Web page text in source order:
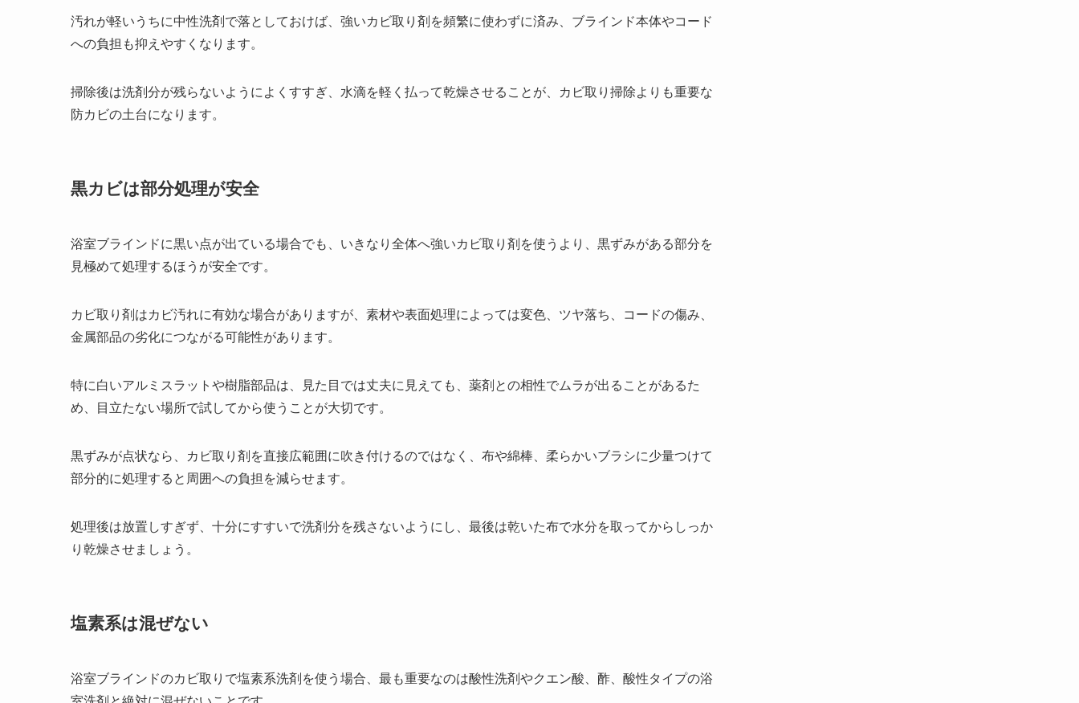
汚れが軽いうちに中性洗剤で落としておけば、強いカビ取り剤を頻繁に使わずに済み、ブラインド本体やコード
への負担も抑えやすくなります。
掃除後は洗剤分が残らないようによくすすぎ、水滴を軽く払って乾燥させることが、カビ取り掃除よりも重要な
防カビの土台になります。
黒カビは部分処理が安全
浴室ブラインドに黒い点が出ている場合でも、いきなり全体へ強いカビ取り剤を使うより、黒ずみがある部分を
見極めて処理するほうが安全です。
カビ取り剤はカビ汚れに有効な場合がありますが、素材や表面処理によっては変色、ツヤ落ち、コードの傷み、
金属部品の劣化につながる可能性があります。
特に白いアルミスラットや樹脂部品は、見た目では丈夫に見えても、薬剤との相性でムラが出ることがあるた
め、目立たない場所で試してから使うことが大切です。
黒ずみが点状なら、カビ取り剤を直接広範囲に吹き付けるのではなく、布や綿棒、柔らかいブラシに少量つけて
部分的に処理すると周囲への負担を減らせます。
処理後は放置しすぎず、十分にすすいで洗剤分を残さないようにし、最後は乾いた布で水分を取ってからしっか
り乾燥させましょう。
塩素系は混ぜない
浴室ブラインドのカビ取りで塩素系洗剤を使う場合、最も重要なのは酸性洗剤やクエン酸、酢、酸性タイプの浴